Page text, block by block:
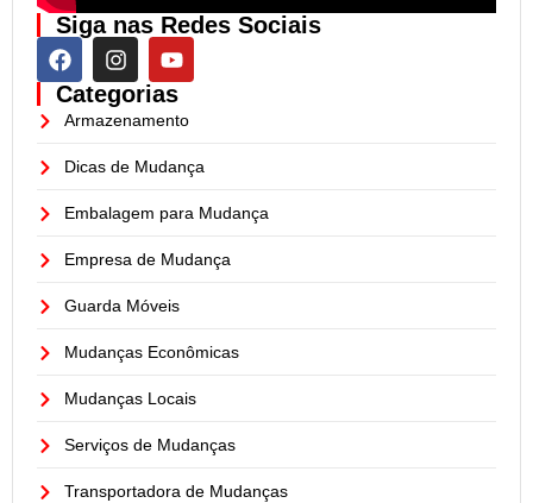
Siga nas Redes Sociais
Categorias
Armazenamento
Dicas de Mudança
Embalagem para Mudança
Empresa de Mudança
Guarda Móveis
Mudanças Econômicas
Mudanças Locais
Serviços de Mudanças
Transportadora de Mudanças